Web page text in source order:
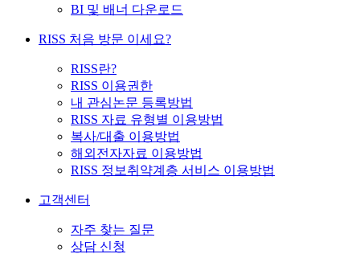
BI 및 배너 다운로드
RISS 처음 방문 이세요?
RISS란?
RISS 이용권한
내 관심논문 등록방법
RISS 자료 유형별 이용방법
복사/대출 이용방법
해외전자자료 이용방법
RISS 정보취약계층 서비스 이용방법
고객센터
자주 찾는 질문
상담 신청